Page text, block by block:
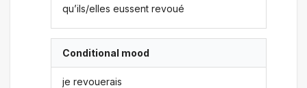
qu’ils/elles eussent revoué
Conditional mood
je revouerais